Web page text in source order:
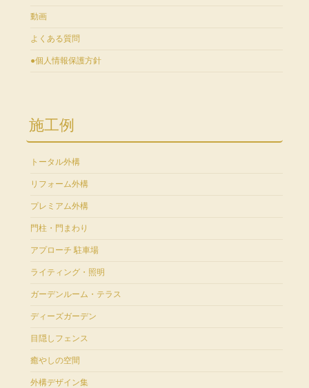
動画
よくある質問
●個人情報保護方針
施工例
トータル外構
リフォーム外構
プレミアム外構
門柱・門まわり
アプローチ 駐車場
ライティング・照明
ガーデンルーム・テラス
ディーズガーデン
目隠しフェンス
癒やしの空間
外構デザイン集